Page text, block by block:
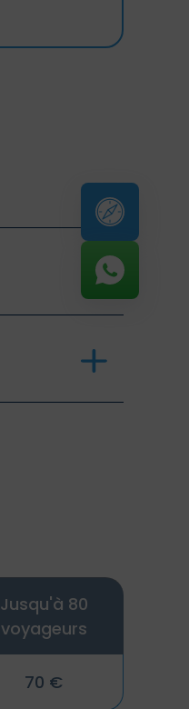
Jusqu'à 80
voyageurs
70 €